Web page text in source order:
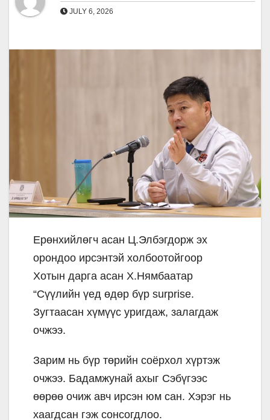
JULY 6, 2026
Ерөнхийлөгч асан Ц.Элбэгдорж эх
орондоо ирсэнтэй холбоотойгоор
Хотын дарга асан Х.Нямбаатар
“Сүүлийн үед өдөр бүр surprise.
Зугтаасан хүмүүс уригдаж, залагдаж
очжээ.
Зарим нь бүр төрийн соёрхол хүртэж
очжээ. Бадамжунай ахыг Сэбүгээс
өөрөө очиж авч ирсэн юм сан. Хэрэг нь
хаагдсан гэж сонсогдлоо.